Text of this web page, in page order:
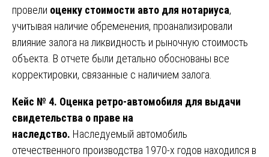
провели оценку стоимости авто для нотариуса,
учитывая наличие обременения, проанализировали
влияние залога на ликвидность и рыночную стоимость
объекта. В отчете были детально обоснованы все
корректировки, связанные с наличием залога.
Кейс № 4. Оценка ретро-автомобиля для выдачи
свидетельства о праве на
наследство. Наследуемый автомобиль
отечественного производства 1970-х годов находился в